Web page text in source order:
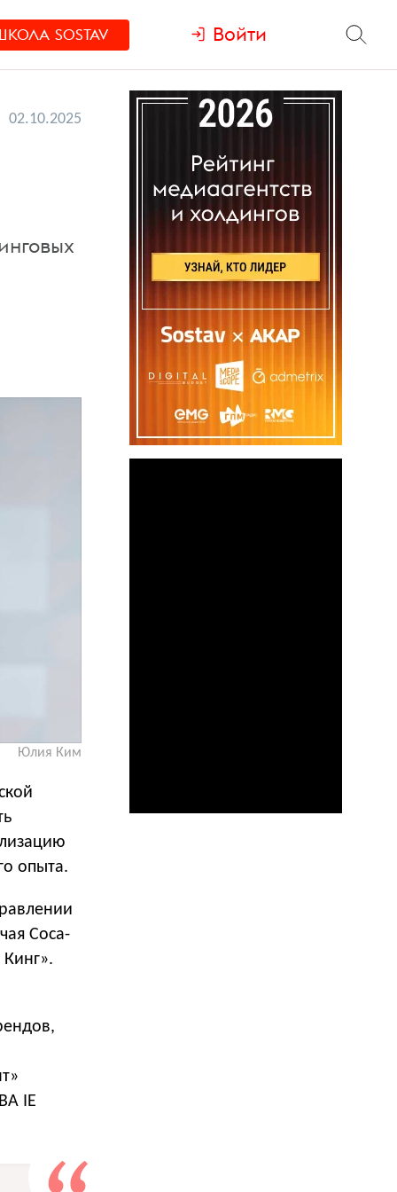
SOSTAV Войти
02.10.2025
Юлия Ким
опыта.
Coca-
IE